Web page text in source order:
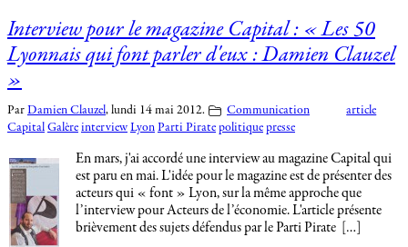
Interview pour le magazine Capital : « Les 50
Lyonnais qui font parler d'eux : Damien Clauzel
»
Par Damien Clauzel, lundi 14 mai 2012. Communication
article
Capital Galère interview Lyon Parti Pirate politique presse
En mars, j'ai accordé une interview au magazine Capital qui
est paru en mai. L'idée pour le magazine est de présenter des
acteurs qui « font » Lyon, sur la même approche que
l’interview pour Acteurs de l’économie. L'article présente
brièvement des sujets défendus par le Parti Pirate […]